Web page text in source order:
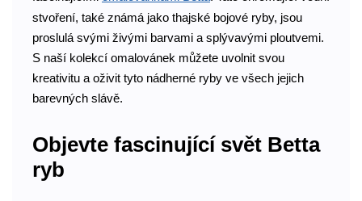
stvoření, také známá jako thajské bojové ryby, jsou
proslulá svými živými barvami a splývavými ploutvemi.
S naší kolekcí omalovánek můžete uvolnit svou
kreativitu a oživit tyto nádherné ryby ve všech jejich
barevných slávě.
Objevte fascinující svět Betta
ryb